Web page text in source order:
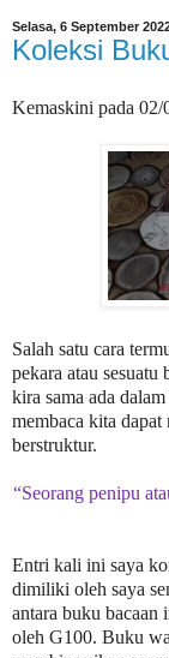
Selasa, 6 September
Koleksi
Kemaskini pada 02/
Salah satu cara
pekara atau
kira sama ada
membaca kita dapat
berstruktur.
“Seorang penipu
Entri kali ini saya
dimiliki oleh saya
antara buku bacaan
oleh G100. Buku